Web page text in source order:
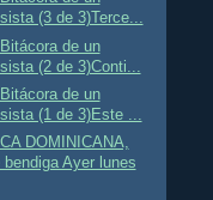
(3 de 3)Terce...
de un
(2 de 3)Conti...
de un
(1 de 3)Este ...
DOMINICANA,
bendiga Ayer lunes